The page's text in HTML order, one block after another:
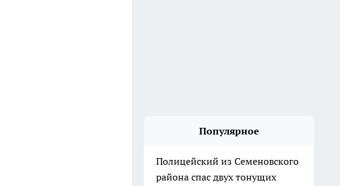
Популярное
Полицейский из Семеновского
района спас двух тонущих